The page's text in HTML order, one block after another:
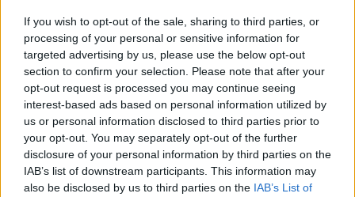
If you wish to opt-out of the sale, sharing to third parties, or
processing of your personal or sensitive information for
targeted advertising by us, please use the below opt-out
section to confirm your selection. Please note that after your
opt-out request is processed you may continue seeing
interest-based ads based on personal information utilized by
us or personal information disclosed to third parties prior to
your opt-out. You may separately opt-out of the further
disclosure of your personal information by third parties on the
IAB’s list of downstream participants. This information may
also be disclosed by us to third parties on the IAB’s List of
Már egy hét után érezhető lehet a
hatása ennek az emésztést
támogató italnak – az orvosok is
ajánlják